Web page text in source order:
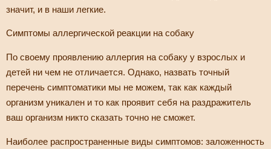
значит, и в наши легкие.
Симптомы аллергической реакции на собаку
По своему проявлению аллергия на собаку у взрослых и
детей ни чем не отличается. Однако, назвать точный
перечень симптоматики мы не можем, так как каждый
организм уникален и то как проявит себя на раздражитель
ваш организм никто сказать точно не сможет.
Наиболее распространенные виды симптомов: заложенность